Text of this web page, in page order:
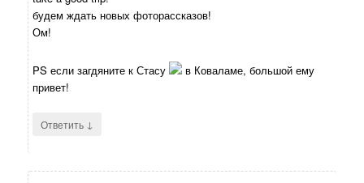
будем ждать новых фоторассказов!
Ом!
PS если загдяните к Стасу
в Коваламе, большой ему
привет!
Ответить ↓